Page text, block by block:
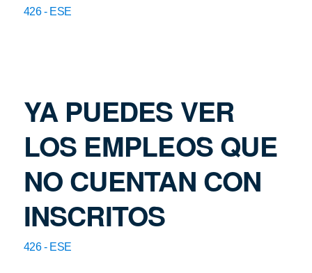
426 - ESE
YA PUEDES VER
LOS EMPLEOS QUE
NO CUENTAN CON
INSCRITOS
426 - ESE